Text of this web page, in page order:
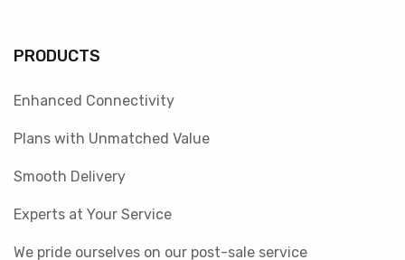
PRODUCTS
Enhanced Connectivity
Plans with Unmatched Value
Smooth Delivery
Experts at Your Service
We pride ourselves on our post-sale service